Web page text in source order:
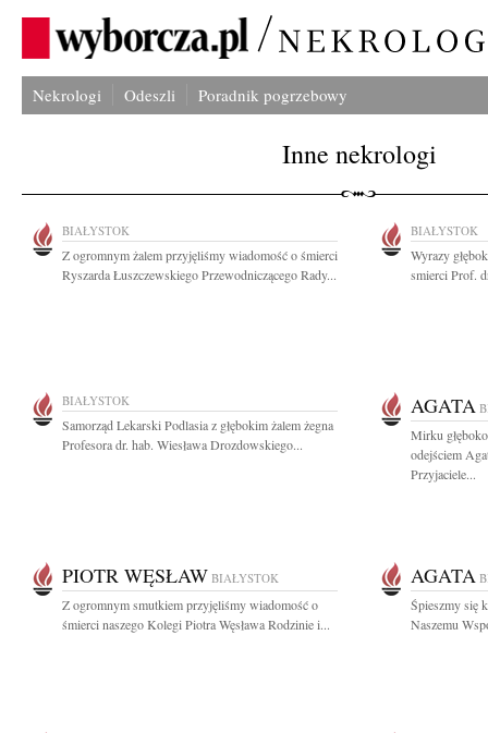
Nekrologi Odeszli Poradnik pogrzebowy
Inne nekrologi
BIAŁYSTOK
Z ogromnym żalem przyjęliśmy wiadomość o śmierci
Ryszarda Łuszczewskiego Przewodniczącego Rady...
BIAŁYSTOK
Wyrazy
smierci Prof.
BIAŁYSTOK
Samorząd Lekarski Podlasia z głębokim żalem żegna
Profesora dr. hab. Wiesława Drozdowskiego...
AGATA
Mirku
odejściem
Przyjaciele...
PIOTR WĘSŁAW BIAŁYSTOK
Z ogromnym smutkiem przyjęliśmy wiadomość o
śmierci naszego Kolegi Piotra Węsława Rodzinie i...
AGATA
Śpieszmy się
Naszemu